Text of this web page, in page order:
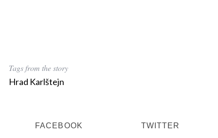
Tags from the story
Hrad Karlštejn
FACEBOOK TWITTER